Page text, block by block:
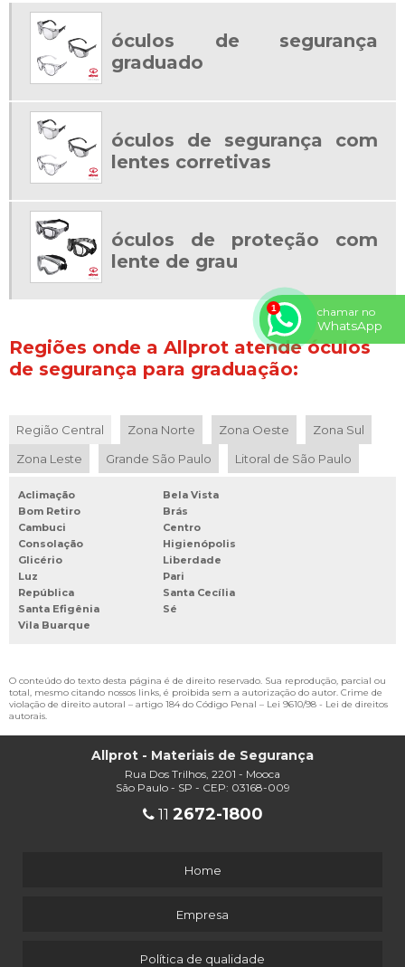
ÓCULOS EPI COM LENTE DE GRAU
ÓCULOS GRADUADO DE SEGURANÇA
ONDE COMPRAR ÓCULOS DE SEGURANÇA COM GRAU
óculos de segurança
graduado
óculos de segurança com
lentes corretivas
óculos de proteção com
lente de grau
Regiões onde a Allprot atende óculos
de segurança para graduação:
Região Central Zona Norte Zona Oeste
Zona Sul
Zona Leste
Grande São Paulo Litoral de São Paulo
Aclimação
Bela Vista
Bom Retiro
Brás
Cambuci
Centro
Consolação
Higienópolis
Glicério
Liberdade
Luz
Pari
República
Santa Cecília
Santa Efigênia
Sé
Vila Buarque
O conteúdo do texto desta página é de direito reservado. Sua reprodução, parcial ou
total, mesmo citando nossos links, é proibida sem a autorização do autor. Crime de
violação de direito autoral – artigo 184 do Código Penal – Lei 9610/98 - Lei de direitos
autorais.
Allprot - Materiais de Segurança
Rua Dos Trilhos, 2201 - Mooca
São Paulo - SP - CEP: 03168-009
11 2672-1800
Home
Empresa
Política de qualidade
chamar no
WhatsApp